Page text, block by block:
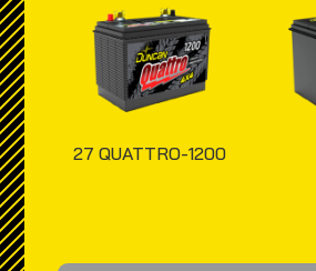
27 QUATTRO-1200